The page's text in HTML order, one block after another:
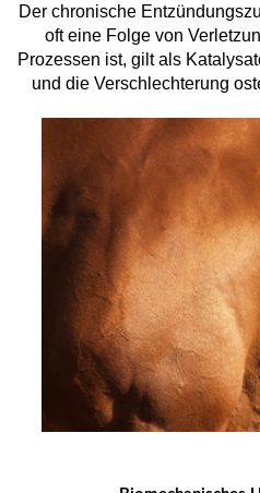
Der chronische
oft eine Folge von
Prozessen ist, gilt als
und die Verschlechterung